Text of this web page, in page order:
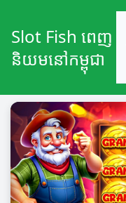
Slot Fish ពេញ
និយមនៅកម្ពុជា